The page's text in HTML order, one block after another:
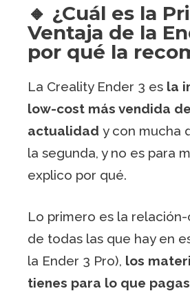
🔸 ¿Cuál es la
Ventaja de la
por qué la
La Creality Ender 3 es la
low-cost más vendida
actualidad y con mucha
la segunda, y no es para
explico por qué.
Lo primero es la
de todas las que hay en
la Ender 3 Pro), los
tienes para lo que